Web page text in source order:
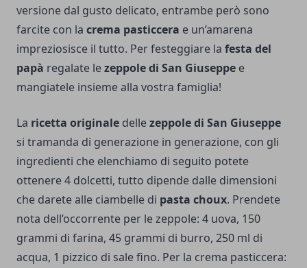
versione dal gusto delicato, entrambe però sono
farcite con la crema pasticcera e un’amarena
impreziosisce il tutto. Per festeggiare la festa del
papà regalate lezeppole di San Giuseppe e
mangiatele insieme alla vostra famiglia!
La ricetta originale dellezeppole di San Giuseppe
si tramanda di generazione in generazione, con gli
ingredienti che elenchiamo di seguito potete
ottenere 4 dolcetti, tutto dipende dalle dimensioni
che darete alle ciambelle di pasta choux. Prendete
nota dell’occorrente per le zeppole: 4 uova, 150
grammi di farina, 45 grammi di burro, 250 ml di
acqua, 1 pizzico di sale fino. Per la crema pasticcera: